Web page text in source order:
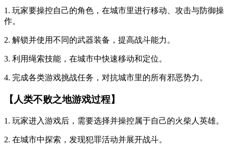
1. 玩家要操控自己的角色，在城市里进行移动、攻击与防御操
作。
2. 解锁并使用不同的武器装备，提高战斗能力。
3. 利用绳索技能，在城市中快速移动和定位。
4. 完成各类游戏挑战任务，对抗城市里的所有邪恶势力。
【人类不败之地游戏过程】
1. 玩家进入游戏后，需要选择并操控属于自己的火柴人英雄。
2. 在城市中探索，发现犯罪活动并展开战斗。